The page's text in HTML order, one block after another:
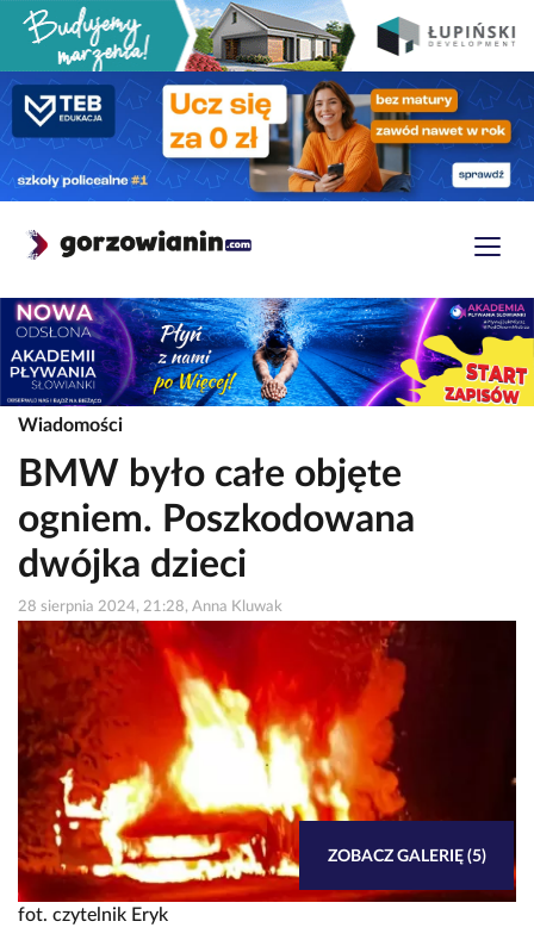
Wiadomości
BMW było całe objęte
ogniem. Poszkodowana
dwójka dzieci
28 sierpnia 2024, 21:28, Anna Kluwak
fot. czytelnik Eryk
ZOBACZ GALERIĘ (5)